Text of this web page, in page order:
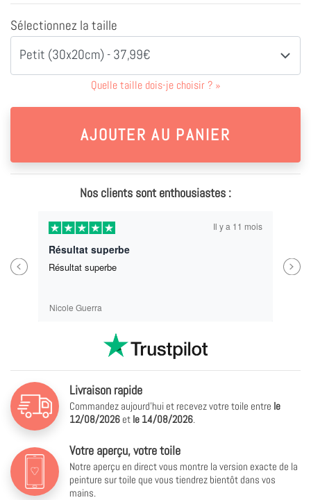
Sélectionnez la taille
Petit (30x20cm) - 37,99€
Quelle taille dois-je choisir ? »
Nos clients sont enthousiastes :
Previous
Il y a 11 mois
Résultat superbe
Résultat superbe
Nicole Guerra
Next
Livraison rapide
Commandez aujourd'hui et recevez votre toile entre le
12/08/2026 et le 14/08/2026.
Votre aperçu, votre toile
Notre aperçu en direct vous montre la version exacte de la
peinture sur toile que vous tiendrez bientôt dans vos
mains.